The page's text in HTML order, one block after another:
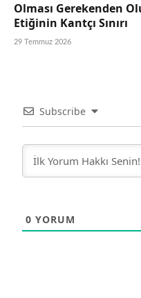
Olması Gerekenden
Etiğinin Kantçı Sınırı
29 Temmuz 2026
Subscribe
0 YORUM